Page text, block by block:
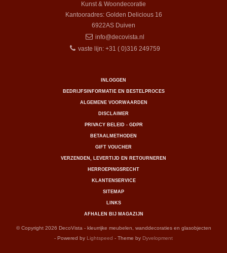
Kunst & Woondecoratie
Kantooradres: Golden Delicious 16
6922AS Duiven
info@decovista.nl
vaste lijn: +31 ( 0)316 249759
INLOGGEN
BEDRIJFSINFORMATIE EN BESTELPROCES
ALGEMENE VOORWAARDEN
DISCLAIMER
PRIVACY BELEID - GDPR
BETAALMETHODEN
GIFT VOUCHER
VERZENDEN, LEVERTIJD EN RETOURNEREN
HERROEPINGSRECHT
KLANTENSERVICE
SITEMAP
LINKS
AFHALEN BIJ MAGAZIJN
© Copyright 2026 DecoVista - kleurrijke meubelen, wanddecoraties en glasobjecten
- Powered by Lightspeed - Theme by Dyvelopment